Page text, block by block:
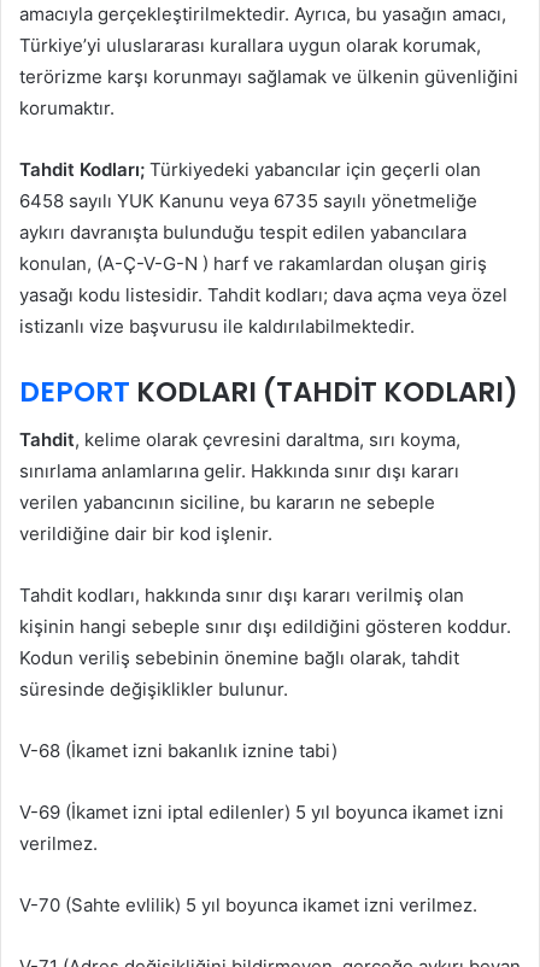
amacıyla gerçekleştirilmektedir. Ayrıca, bu yasağın amacı,
Türkiye’yi uluslararası kurallara uygun olarak korumak,
terörizme karşı korunmayı sağlamak ve ülkenin güvenliğini
korumaktır.
Tahdit Kodları; Türkiyedeki yabancılar için geçerli olan
6458 sayılı YUK Kanunu veya 6735 sayılı yönetmeliğe
aykırı davranışta bulunduğu tespit edilen yabancılara
konulan, (A-Ç-V-G-N ) harf ve rakamlardan oluşan giriş
yasağı kodu listesidir. Tahdit kodları; dava açma veya özel
istizanlı vize başvurusu ile kaldırılabilmektedir.
DEPORT KODLARI (TAHDİT KODLARI)
Tahdit, kelime olarak çevresini daraltma, sırı koyma,
sınırlama anlamlarına gelir. Hakkında sınır dışı kararı
verilen yabancının siciline, bu kararın ne sebeple
verildiğine dair bir kod işlenir.
Tahdit kodları, hakkında sınır dışı kararı verilmiş olan
kişinin hangi sebeple sınır dışı edildiğini gösteren koddur.
Kodun veriliş sebebinin önemine bağlı olarak, tahdit
süresinde değişiklikler bulunur.
V-68 (İkamet izni bakanlık iznine tabi)
V-69 (İkamet izni iptal edilenler) 5 yıl boyunca ikamet izni
verilmez.
V-70 (Sahte evlilik) 5 yıl boyunca ikamet izni verilmez.